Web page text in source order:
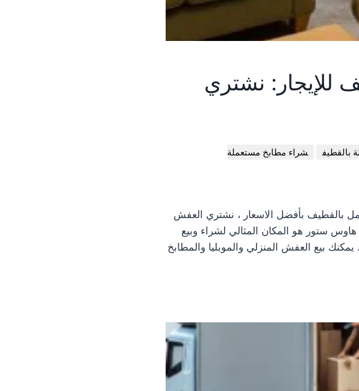
للإيجار: نشتري
بالقطيف شراء مطابخ مستعملة
بالقطيف بأفضل الاسعار ، نشتري العفش
هاوس ستور هو المكان المثالي لشراء وبيع
بيع العفش المنزلي والموبليا والمطابخ